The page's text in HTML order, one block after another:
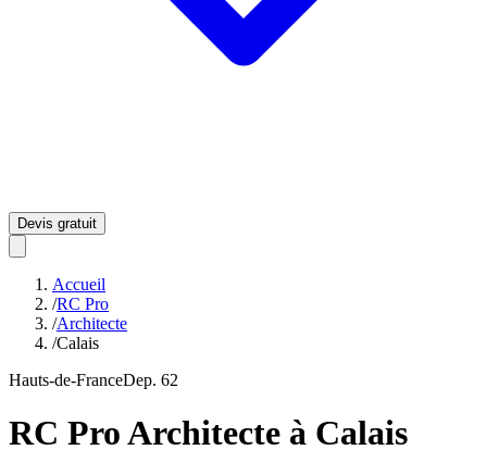
Devis gratuit
Accueil
/RC Pro
/Architecte
/Calais
Hauts-de-FranceDep. 62
RC ProArchitecte à Calais